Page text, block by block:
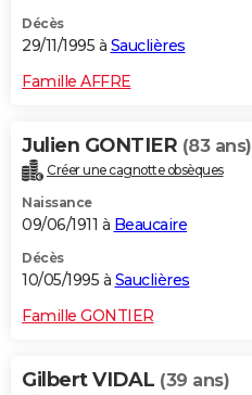
Décès
29/11/1995 à Sauclières
Famille AFFRE
Julien GONTIER (83 ans)
Créer une cagnotte obsèques
Naissance
09/06/1911 à Beaucaire
Décès
10/05/1995 à Sauclières
Famille GONTIER
Gilbert VIDAL (39 ans)